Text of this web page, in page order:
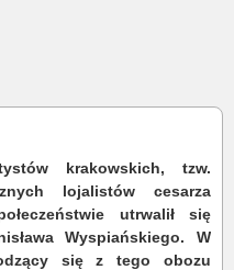
krakowskich, tzw.
lojalistów cesarza
utrwalił się
Wyspiańskiego. W
się z tego obozu